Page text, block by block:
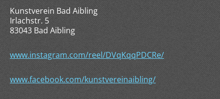
Kunstverein Bad Aibling
Irlachstr. 5
83043 Bad Aibling
www.instagram.com/reel/DVqKqqPDCRe/
www.facebook.com/kunstvereinaibling/